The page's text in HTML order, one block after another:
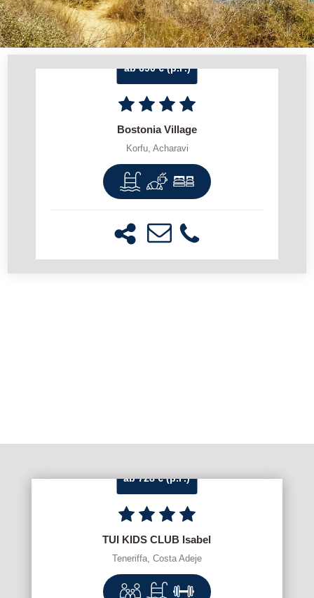
ab 690 € (p.P.)
Bostonia Village
Korfu, Acharavi
ab 728 € (p.P.)
TUI KIDS CLUB Isabel
Teneriffa, Costa Adeje